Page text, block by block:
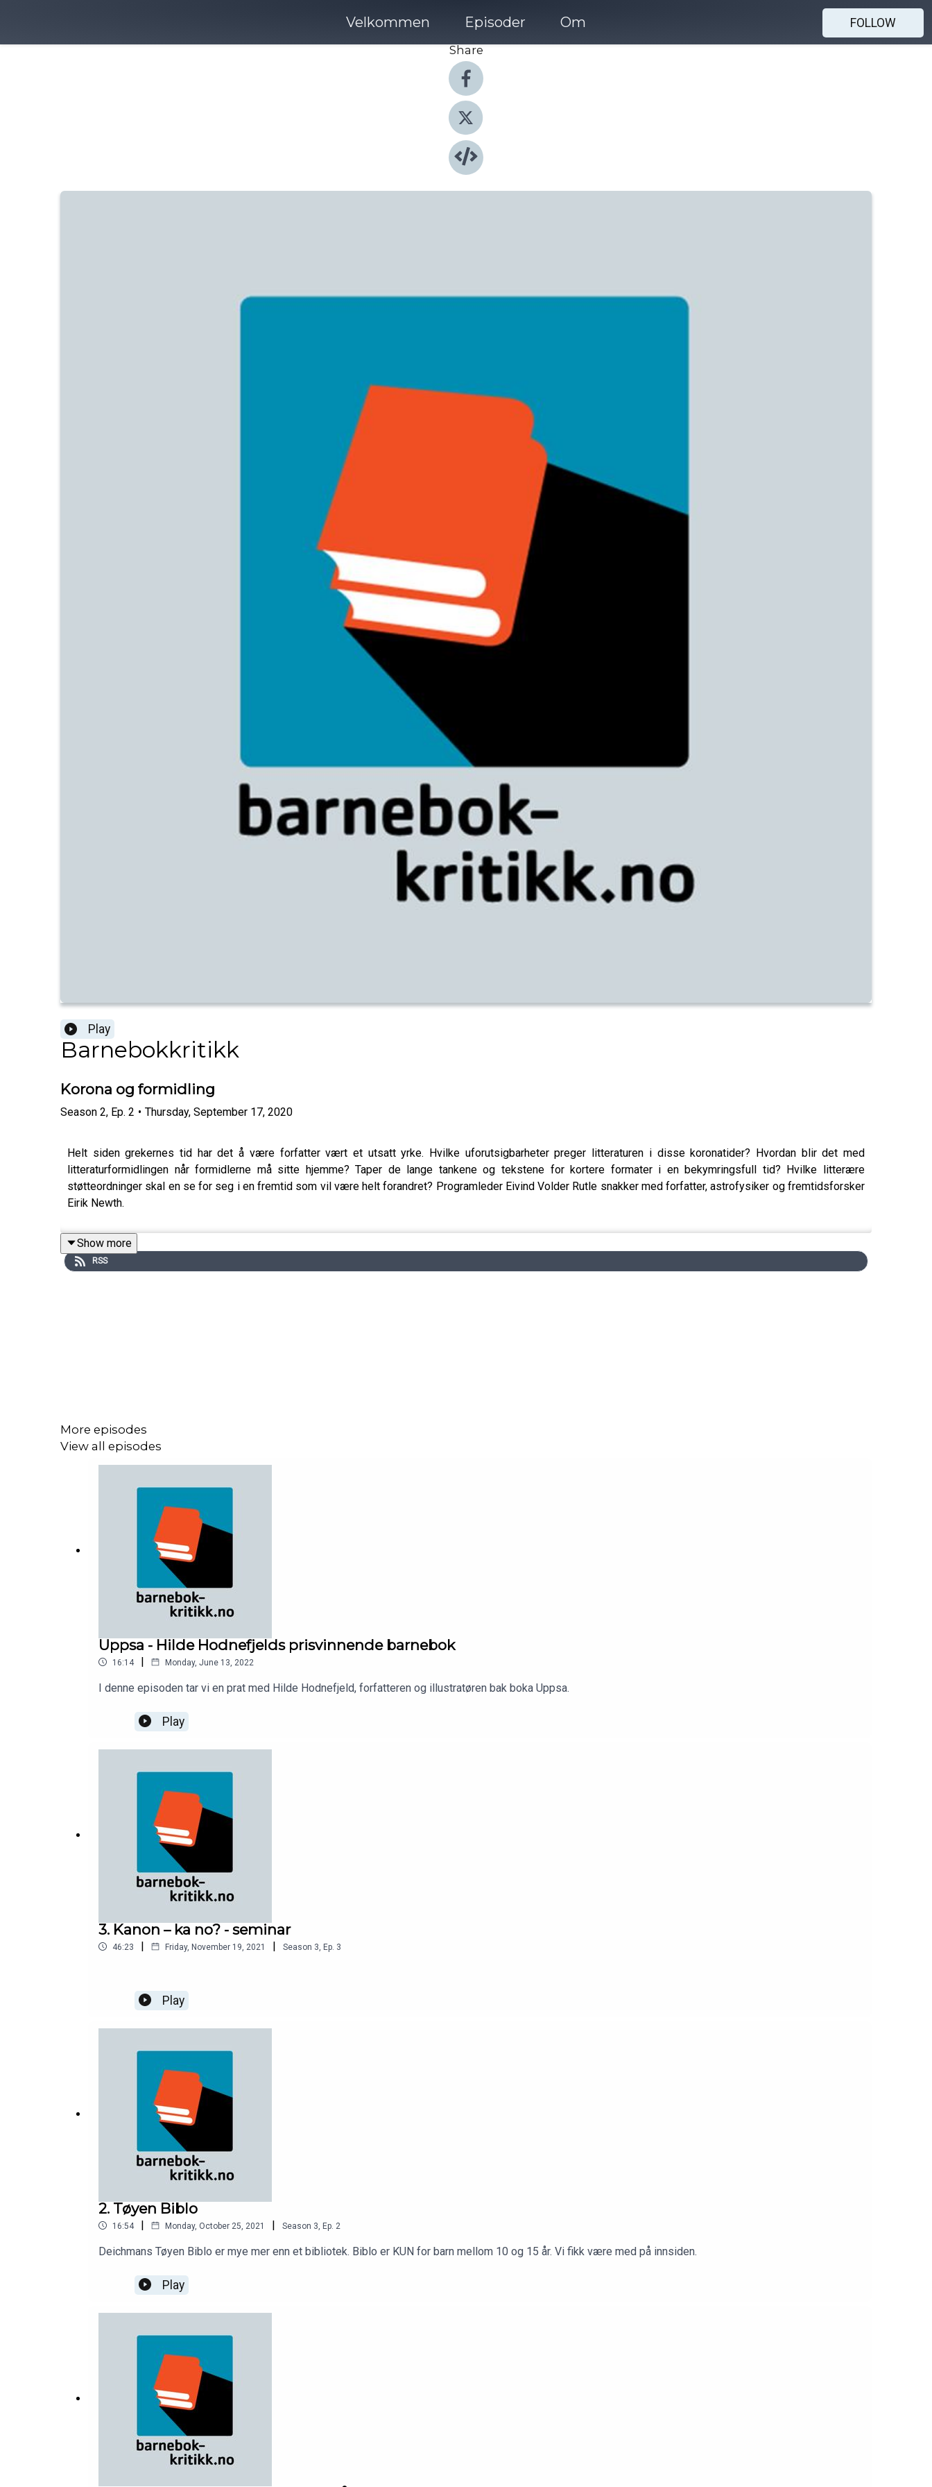
Velkommen Episoder Om
FOLLOW
Share
Play
Barnebokkritikk
Korona og formidling
Season 2, Ep. 2 • Thursday, September 17, 2020
Helt siden grekernes tid har det å være forfatter vært et utsatt yrke. Hvilke uforutsigbarheter preger litteraturen i disse koronatider? Hvordan blir det med
litteraturformidlingen når formidlerne må sitte hjemme? Taper de lange tankene og tekstene for kortere formater i en bekymringsfull tid? Hvilke litterære
støtteordninger skal en se for seg i en fremtid som vil være helt forandret? Programleder Eivind Volder Rutle snakker med forfatter, astrofysiker og fremtidsforsker
Eirik Newth.
Show more
RSS
More episodes
View all episodes
Uppsa - Hilde Hodnefjelds prisvinnende barnebok
16:14 | Monday, June 13, 2022
I denne episoden tar vi en prat med Hilde Hodnefjeld, forfatteren og illustratøren bak boka Uppsa.
Play
3. Kanon – ka no? - seminar
46:23 | Friday, November 19, 2021 | Season 3 Ep. 3
Play
2. Tøyen Biblo
16:54 | Monday, October 25, 2021 | Season 3 Ep. 2
Deichmans Tøyen Biblo er mye mer enn et bibliotek. Biblo er KUN for barn mellom 10 og 15 år. Vi fikk være med på innsiden.
Play